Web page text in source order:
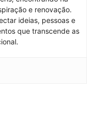
e renovação.
ideias, pessoas e
que transcende as